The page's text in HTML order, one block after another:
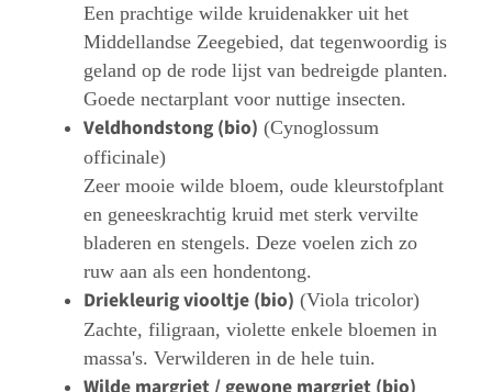
Een prachtige wilde kruidenakker uit het
Middellandse Zeegebied, dat tegenwoordig is
geland op de rode lijst van bedreigde planten.
Goede nectarplant voor nuttige insecten.
Veldhondstong (bio) (Cynoglossum
officinale)
Zeer mooie wilde bloem, oude kleurstofplant
en geneeskrachtig kruid met sterk vervilte
bladeren en stengels. Deze voelen zich zo
ruw aan als een hondentong.
Driekleurig viooltje (bio) (Viola tricolor)
Zachte, filigraan, violette enkele bloemen in
massa's. Verwilderen in de hele tuin.